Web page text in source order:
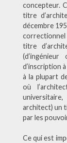
concepteur.
titre
décembre
correctionnel
titre
d’inscription
à la plupart
où
architect) un
par les
Ce qui est